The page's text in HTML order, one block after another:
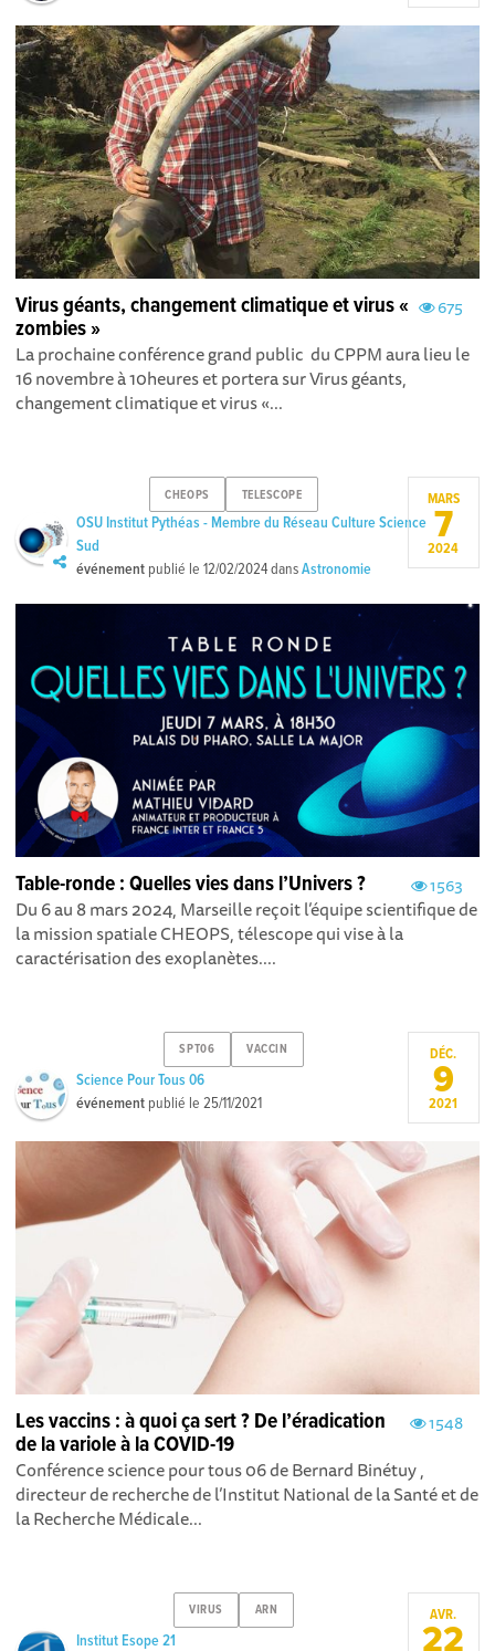
675
Virus géants, changement climatique et virus «
zombies »
La prochaine conférence grand public du CPPM aura lieu le
16 novembre à 10heures et portera sur Virus géants,
changement climatique et virus «...
CHEOPS TELESCOPE
OSU Institut Pythéas - Membre du Réseau Culture Science
Sud
événement publié le12/02/2024dansAstronomie
MARS
7
2024
1563
Table-ronde : Quelles vies dans l’Univers ?
Du 6 au 8 mars 2024, Marseille reçoit l’équipe scientifique de
la mission spatiale CHEOPS, télescope qui vise à la
caractérisation des exoplanètes....
SPT06 VACCIN
Science Pour Tous 06
événement publié le25/11/2021
DÉC.
9
2021
1548
Les vaccins : à quoi ça sert ? De l’éradication
de la variole à la COVID-19
Conférence science pour tous 06 de Bernard Binétuy ,
directeur de recherche de l’Institut National de la Santé et de
la Recherche Médicale...
VIRUS ARN
Institut Esope 21
AVR.